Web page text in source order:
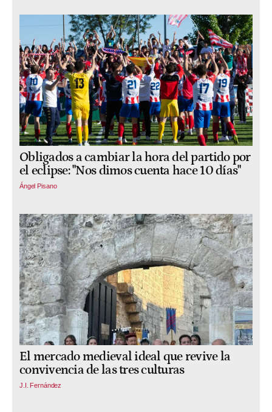
Obligados a cambiar la hora del partido por
el eclipse: "Nos dimos cuenta hace 10 días"
Ángel Pisano
El mercado medieval ideal que revive la
convivencia de las tres culturas
J.I. Fernández